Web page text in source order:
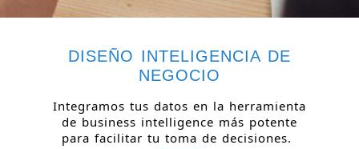
DISEÑO INTELIGENCIA DE
NEGOCIO
Integramos tus datos en la herramienta
de business intelligence más potente
para facilitar tu toma de decisiones.